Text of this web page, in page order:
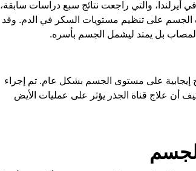
والتي راجعت نتائج سبع دراسات سابقة،
الجسم على تنظيم مستويات السكر في الدم. وقد
المصاب بل يمتد ليشمل الجسم بأسره.
إيجابية على مستوى الجسم بشكل عام. تم إجراء
أن علاج قناة الجذر يؤثر على عمليات الأيض